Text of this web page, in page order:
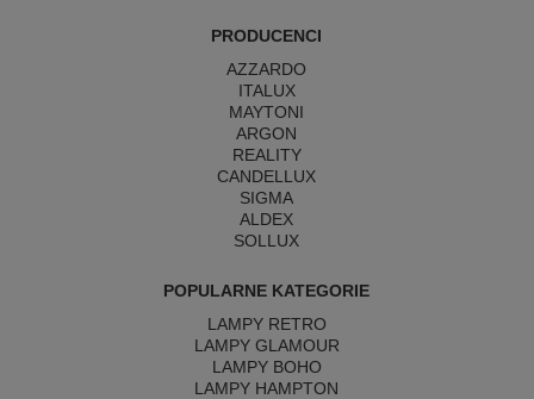
PRODUCENCI
AZZARDO
ITALUX
MAYTONI
ARGON
REALITY
CANDELLUX
SIGMA
ALDEX
SOLLUX
POPULARNE KATEGORIE
LAMPY RETRO
LAMPY GLAMOUR
LAMPY BOHO
LAMPY HAMPTON